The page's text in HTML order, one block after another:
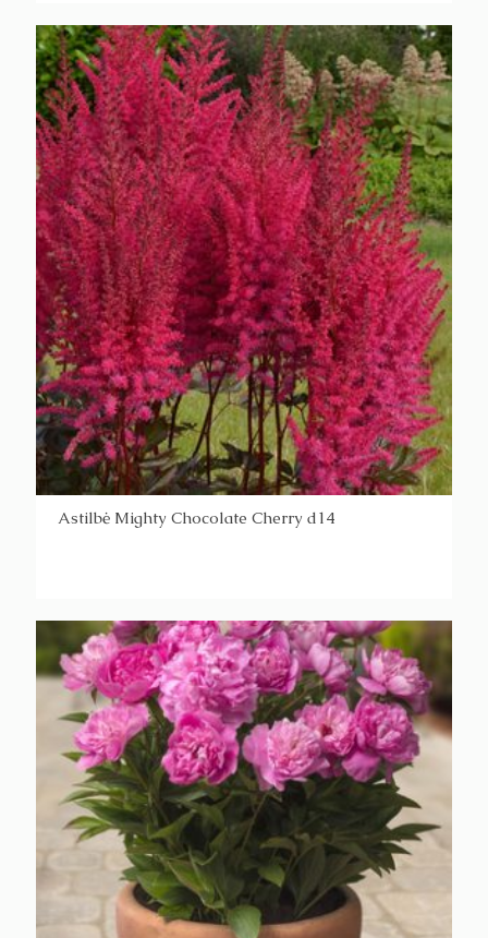
Astilbė Mighty Chocolate Cherry d14